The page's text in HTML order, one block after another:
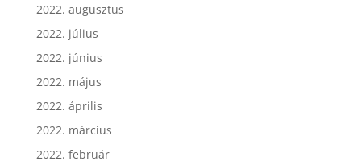
2022. augusztus
2022. július
2022. június
2022. május
2022. április
2022. március
2022. február